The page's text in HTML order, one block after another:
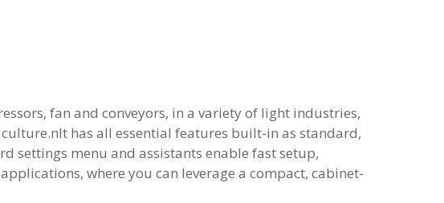
fan and conveyors, in a variety of light industries,
has all essential features built-in as standard,
settings menu and assistants enable fast setup,
where you can leverage a compact, cabinet-